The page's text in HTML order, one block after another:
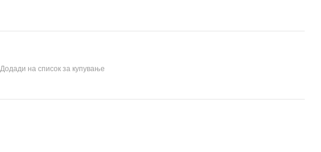
Додади на список за купување